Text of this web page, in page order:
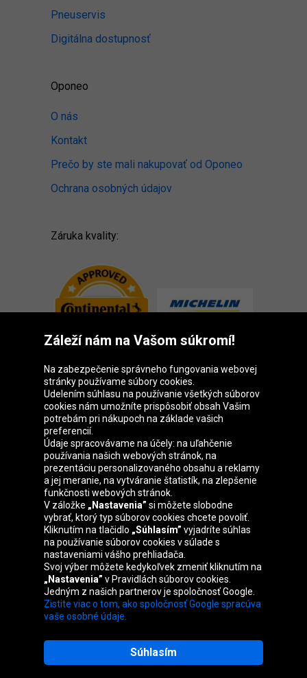
Pneuservis
Digitálna dostupnosť
Oponeo
O nás
Kontakt
Prečo by ste mali nakupovať od Oponeo
Ochrana osobných údajov
Záruka kvality:
Skupina Oponeo
Belgique
Česká
republika
Deutschland Éire
España France Italia Magyarország
Nederland Österreich Polska
United
Kingdom
Mapa stránok
Záleží nám na Vašom súkromí!
Na zabezpečenie správneho fungovania webovej
stránky používame súbory cookies.
Udelením súhlasu na používanie všetkých súborov
cookies nám umožníte prispôsobiť obsah Vašim
potrebám pri nákupoch na základe vašich
preferencií.
Údaje spracovávame na účely: na uľahčenie
používania našich webových stránok, na
prezentáciu personalizovaného obsahu a reklamy
a jej meranie, na vytváranie štatistík, na zlepšenie
funkčnosti webových stránok.
V záložke „Nastavenia” si môžete slobodne
vybrať, ktorý typ súborov cookies chcete povoliť.
Kliknutím na tlačidlo „Súhlasím” vyjadríte súhlas
na používanie súborov cookies v súlade s
nastaveniami vášho prehliadača.
Svoj výber môžete kedykoľvek zmeniť kliknutím na
„Nastavenia” v Pravidlách súborov cookies.
Jedným z našich partnerov je spoločnosť Google.
Zistite viac o tom, ako spoločnosť Google spracúva
vaše osobné údaje.
Súhlasím